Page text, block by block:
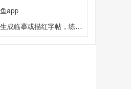
app
摹或描红字帖，练字必备神器